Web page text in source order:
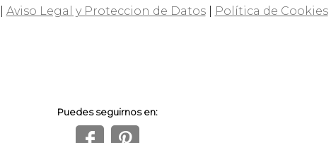
Aviso Legal y Proteccion de Datos| Política de Cookies|
Puedes seguirnos en:
f 1